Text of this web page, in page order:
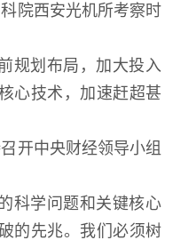
西安光机所考察时
划布局，加大投入
心技术，加速赶超甚
中央财经领导小组
学问题和关键核心
的先兆。我们必须树